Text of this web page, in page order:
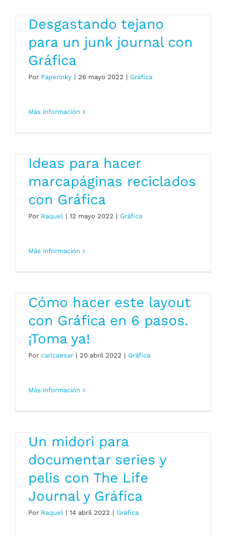
Desgastando tejano
para un junk journal con
Gráfica
Por Paperinky | 26 mayo 2022 | Gráfica
Más información
Ideas para hacer
marcapáginas reciclados
con Gráfica
Por Raquel | 12 mayo 2022 | Gráfica
Más información
Cómo hacer este layout
con Gráfica en 6 pasos.
¡Toma ya!
Por carlcaesar | 20 abril 2022 | Gráfica
Más información
Un midori para
documentar series y
pelis con The Life
Journal y Gráfica
Por Raquel | 14 abril 2022 | Gráfica